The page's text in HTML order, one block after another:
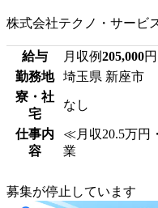
株式会社テクノ・サービ
給与 月収例205,000円
勤務地
埼玉県 新座市
寮・社
宅
なし
仕事内
容
≪月収20.5万円
業
募集が停止しています